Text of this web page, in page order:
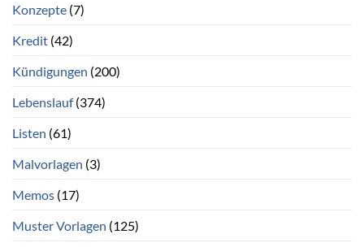
Konzepte (7)
Kredit (42)
Kündigungen (200)
Lebenslauf(374)
Listen (61)
Malvorlagen (3)
Memos (17)
Muster Vorlagen (125)